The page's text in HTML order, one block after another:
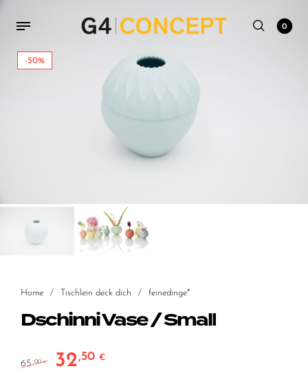
0
-50%
Home / Tischlein deck dich / feinedinge*
Dschinni Vase / Small
65 ,00€ Ursprünglicher Preis war: 65,00 €
32,50€